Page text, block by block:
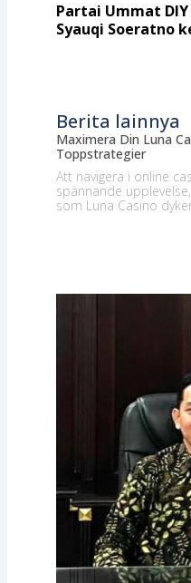
Partai Ummat
Syauqi Soeratno
Berita lainnya
Maximera Din Luna
Toppstrategier
Att navigera i online
spännande
som Luna Casino